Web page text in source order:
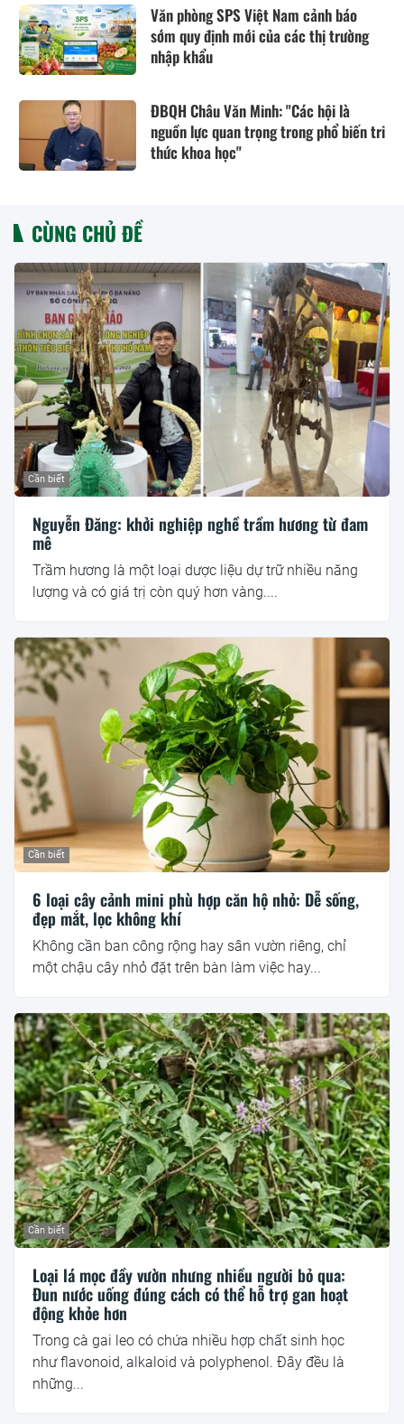
Văn phòng SPS Việt Nam cảnh báo
sớm quy định mới của các thị trường
nhập khẩu
ĐBQH Châu Văn Minh: "Các hội là
nguồn lực quan trọng trong phổ biến tri
thức khoa học"
CÙNG CHỦ ĐỀ
Cần biết
Nguyễn Đăng: khởi nghiệp nghề trầm hương từ đam
mê
Trầm hương là một loại dược liệu dự trữ nhiều năng
lượng và có giá trị còn quý hơn vàng....
Cần biết
6 loại cây cảnh mini phù hợp căn hộ nhỏ: Dễ sống,
đẹp mắt, lọc không khí
Không cần ban công rộng hay sân vườn riêng, chỉ
một chậu cây nhỏ đặt trên bàn làm việc hay...
Cần biết
Loại lá mọc đầy vườn nhưng nhiều người bỏ qua:
Đun nước uống đúng cách có thể hỗ trợ gan hoạt
động khỏe hơn
Trong cà gai leo có chứa nhiều hợp chất sinh học
như flavonoid, alkaloid và polyphenol. Đây đều là
những...